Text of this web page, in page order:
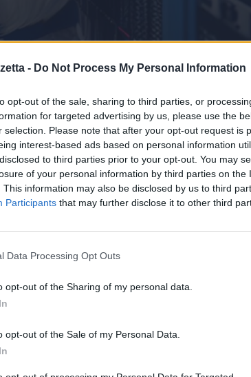
- Do Not Process My Personal Information
opt-out of the sale, sharing to third parties, or
for targeted advertising by us, please use the
selection. Please note that after your opt-out request is
interest-based ads based on personal information
to third parties prior to your opt-out. You may
of your personal information by third parties on the
This information may also be disclosed by us to third
Participants that may further disclose it to other third
Data Processing Opt Outs
opt-out of the Sharing of my personal data.
opt-out of the Sale of my Personal Data.
ChatGPT-3
, uno dei più potenti modelli di
complessi meglio di molti insegnanti, scrivere
che crea testi credibili e difficilmente distinguibili
già cercando di applicare questa tecnologia agli